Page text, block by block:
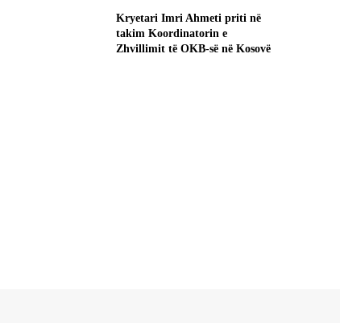
Kryetari Imri Ahmeti priti në
takim Koordinatorin e
Zhvillimit të OKB-së në Kosovë